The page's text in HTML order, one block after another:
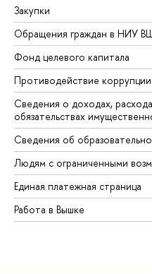
Закупки
Обращения граждан в НИУ
Фонд целевого капитала
Противодействие коррупции
Сведения о доходах,
обязательствах
Сведения об
Людям с ограниченными
Единая платежная страница
Работа в Вышке